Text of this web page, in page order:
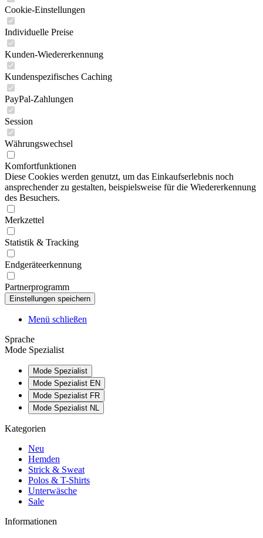
Cookie-Einstellungen
Individuelle Preise
Kunden-Wiedererkennung
Kundenspezifisches Caching
PayPal-Zahlungen
Session
Währungswechsel
Komfortfunktionen
Diese Cookies werden genutzt, um das Einkaufserlebnis noch
ansprechender zu gestalten, beispielsweise für die Wiedererkennung
des Besuchers.
Merkzettel
Statistik & Tracking
Endgeräteerkennung
Partnerprogramm
Menü schließen
Sprache
Mode Spezialist
Mode Spezialist
Mode Spezialist EN
Mode Spezialist FR
Mode Spezialist NL
Kategorien
Neu
Hemden
Strick & Sweat
Polos & T-Shirts
Unterwäsche
Sale
Informationen